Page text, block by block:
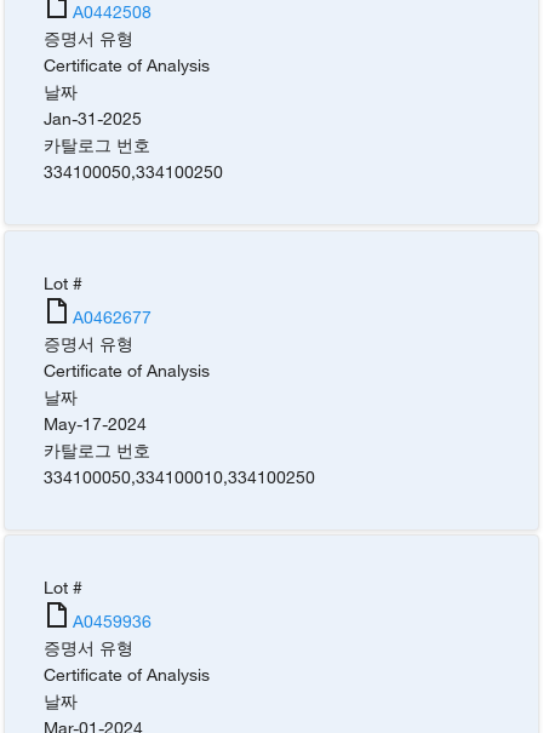
A0442508
증명서 유형
Certificate of Analysis
날짜
Jan-31-2025
카탈로그 번호
334100050,334100250
Lot #
A0462677
증명서 유형
Certificate of Analysis
날짜
May-17-2024
카탈로그 번호
334100050,334100010,334100250
Lot #
A0459936
증명서 유형
Certificate of Analysis
날짜
Mar-01-2024